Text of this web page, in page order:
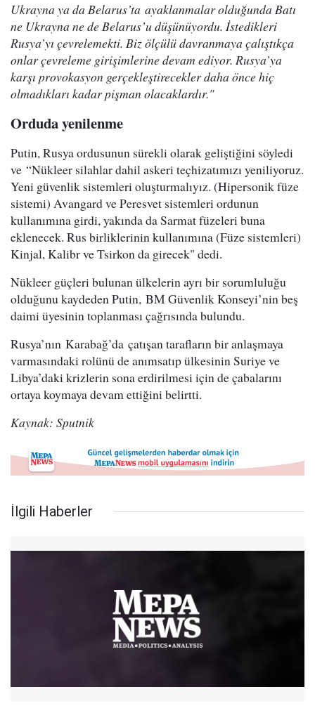
Ukrayna ya da Belarus’ta ayaklanmalar olduğunda Batı
ne Ukrayna ne de Belarus’u düşünüyordu. İstedikleri
Rusya’yı çevrelemekti. Biz ölçülü davranmaya çalıştıkça
onlar çevreleme girişimlerine devam ediyor. Rusya’ya
karşı provokasyon gerçekleştirecekler daha önce hiç
olmadıkları kadar pişman olacaklardır."
Orduda yenilenme
Putin, Rusya ordusunun sürekli olarak geliştiğini söyledi
ve “Nükleer silahlar dahil askeri teçhizatımızı yeniliyoruz.
Yeni güvenlik sistemleri oluşturmalıyız. (Hipersonik füze
sistemi) Avangard ve Peresvet sistemleri ordunun
kullanımına girdi, yakında da Sarmat füzeleri buna
eklenecek. Rus birliklerinin kullanımına (Füze sistemleri)
Kinjal, Kalibr ve Tsirkon da girecek" dedi.
Nükleer güçleri bulunan ülkelerin ayrı bir sorumluluğu
olduğunu kaydeden Putin, BM Güvenlik Konseyi’nin beş
daimi üyesinin toplanması çağrısında bulundu.
Rusya’nın Karabağ’da çatışan tarafların bir anlaşmaya
varmasındaki rolünü de anımsatıp ülkesinin Suriye ve
Libya’daki krizlerin sona erdirilmesi için de çabalarını
ortaya koymaya devam ettiğini belirtti.
Kaynak: Sputnik
İlgili Haberler